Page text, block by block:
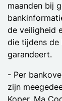
maanden bij
de veiligheid
die tijdens
garandeert.
- Per
zijn
Koper. Ma